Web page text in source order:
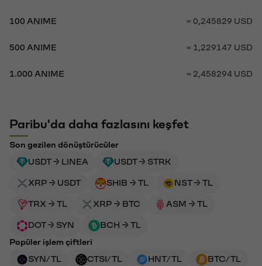
100 ANIME = 0,245829 USD
500 ANIME = 1,229147 USD
1.000 ANIME = 2,458294 USD
Paribu'da daha fazlasını keşfet
Son gezilen dönüştürücüler
USDT → LINEA
USDT → STRK
XRP → USDT SHIB → TL NST → TL
TRX → TL XRP → BTC ASM → TL
DOT → SYN
BCH → TL
Popüler işlem çiftleri
SYN/TL
CTSI/TL HNT/TL BTC/TL